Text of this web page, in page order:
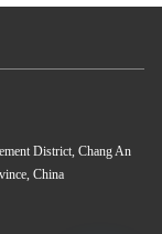
District, Chang An
China